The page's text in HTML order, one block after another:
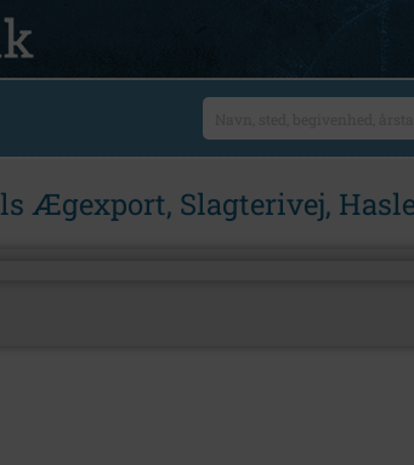
Ægexport, Slagterivej,